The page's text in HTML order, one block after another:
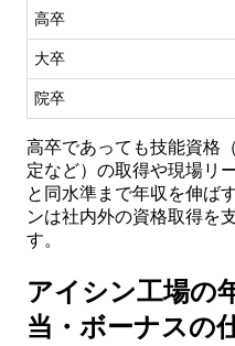
高卒
大卒
院卒
高卒であっても技能資格
定など）の取得や現場リ
と同水準まで年収を伸ば
ンは社内外の資格取得を
す。
アイシン工場の
当・ボーナスの